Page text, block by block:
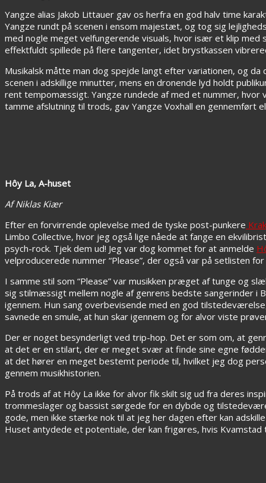
Yangze alias Jakob Littauer gav os herfra en god halv time
Yangze rundt på scenen i ensom majestæt, og tog sig
med nogle meget velfungerende visuals, hvor især et klip
effektfuldt spillede på flere tangenter, idet brystkassen
Musikalsk måtte man dog spejde langt efter variationen, og
scenen i adskillige minutter, mens en dronende lyd holdt
rent tempomæssigt. Yangze rundede af med et nummer,
tamme afslutning til trods, gav Yangze Voxhall en
Hôy La, A-huset
Af Niklas Kiær
Efter en forvirrende oplevelse med de tyske post-punkere
Limbo Collective, hvor jeg også lige nåede at fange en
psych-rock. Tjek dem ud! Jeg var dog kommet for at anmelde
velproducerede nummer “Please”, der også var på setlisten
I samme stil som “Please” var musikken præget af tunge og
sig stilmæssigt mellem nogle af genrens bedste sangerinder i
igennem. Hun sang overbevisende med en god
savnede en smule, at hun skar igennem og for alvor viste
Der er noget besynderligt ved trip-hop. Det er som om, at
at det er en stilart, der er meget svær at finde sine egne
at det hører en meget bestemt periode til, hvilket jeg dog
gennem musikhistorien.
På trods af at Hôy La ikke for alvor fik skilt sig ud fra deres
trommeslager og bassist sørgede for en dybde og
gode, men ikke stærke nok til at jeg her dagen efter kan
Huset antydede et potentiale, der kan frigøres, hvis